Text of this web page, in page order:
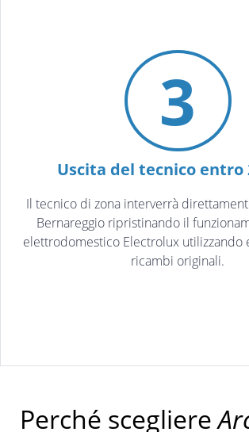
3
Uscita del tecnico entro
Il tecnico di zona interverrà
Bernareggio ripristinando il
elettrodomestico Electrolux utilizzando
ricambi originali.
Perché scegliere